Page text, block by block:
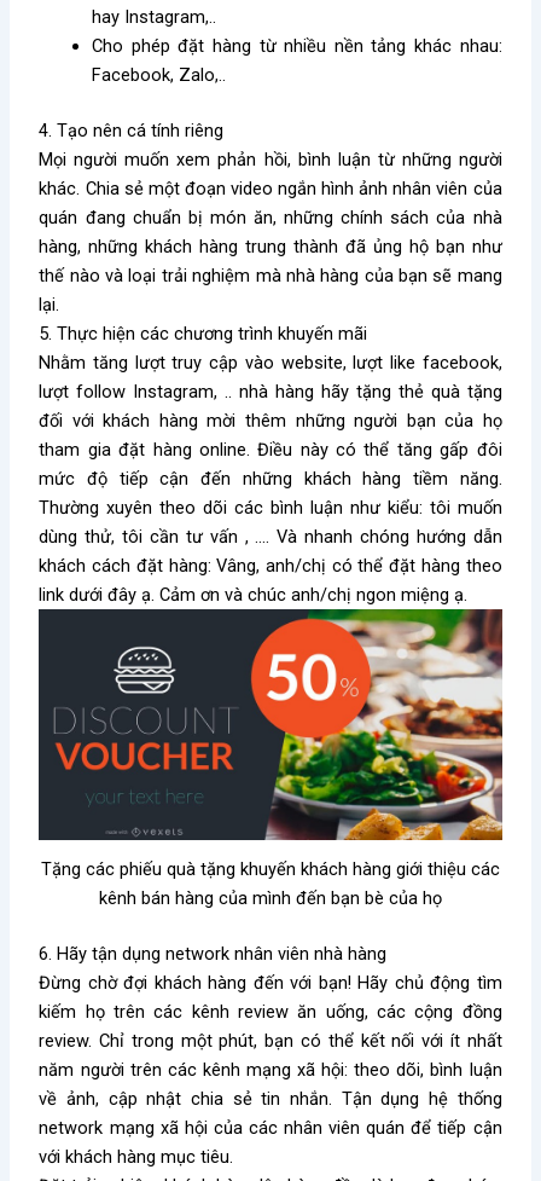
hay Instagram,..
Cho phép đặt hàng từ nhiều nền tảng khác nhau:
Facebook, Zalo,..
4. Tạo nên cá tính riêng
Mọi người muốn xem phản hồi, bình luận từ những người
khác. Chia sẻ một đoạn video ngắn hình ảnh nhân viên của
quán đang chuẩn bị món ăn, những chính sách của nhà
hàng, những khách hàng trung thành đã ủng hộ bạn như
thế nào và loại trải nghiệm mà nhà hàng của bạn sẽ mang
lại.
5. Thực hiện các chương trình khuyến mãi
Nhằm tăng lượt truy cập vào website, lượt like facebook,
lượt follow Instagram, .. nhà hàng hãy tặng thẻ quà tặng
đối với khách hàng mời thêm những người bạn của họ
tham gia đặt hàng online. Điều này có thể tăng gấp đôi
mức độ tiếp cận đến những khách hàng tiềm năng.
Thường xuyên theo dõi các bình luận như kiểu: tôi muốn
dùng thử, tôi cần tư vấn , …. Và nhanh chóng hướng dẫn
khách cách đặt hàng: Vâng, anh/chị có thể đặt hàng theo
link dưới đây ạ. Cảm ơn và chúc anh/chị ngon miệng ạ.
Tặng các phiếu quà tặng khuyến khách hàng giới thiệu các
kênh bán hàng của mình đến bạn bè của họ
6. Hãy tận dụng network nhân viên nhà hàng
Đừng chờ đợi khách hàng đến với bạn! Hãy chủ động tìm
kiếm họ trên các kênh review ăn uống, các cộng đồng
review. Chỉ trong một phút, bạn có thể kết nối với ít nhất
năm người trên các kênh mạng xã hội: theo dõi, bình luận
về ảnh, cập nhật chia sẻ tin nhắn. Tận dụng hệ thống
network mạng xã hội của các nhân viên quán để tiếp cận
với khách hàng mục tiêu.